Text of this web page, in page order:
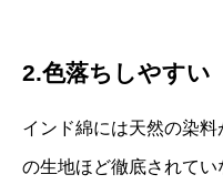
2.色落ちしやすい
インド綿には天然の染
の生地ほど徹底されて